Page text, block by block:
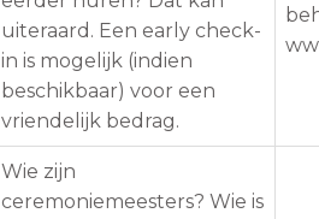
uiteraard. Een early check-
in is mogelijk (indien
beschikbaar) voor een
vriendelijk bedrag.
Wie zijn
ceremoniemeesters? Wie is